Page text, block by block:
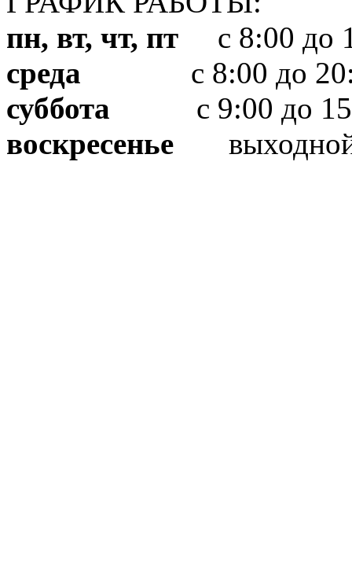
пн, вт, чт, пт с 8:00 до
среда с 8:00 до
суббота с 9:00 до
воскресенье